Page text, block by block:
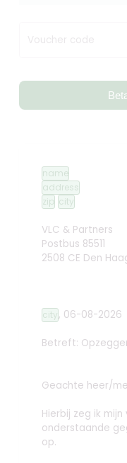
Voucher code
name
address
zip city
VLC & Partners
Postbus 85511
2508 CE Den
city, 06-08-2026
Betreft:
Geachte heer/
Hierbij zeg ik
onderstaande
op.